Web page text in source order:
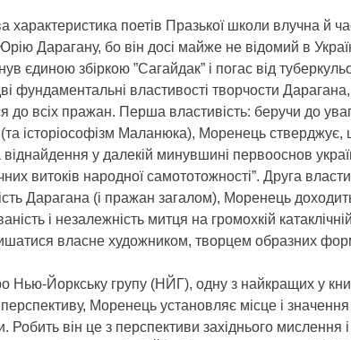
характеристика поетів Празької школи влучна й
Дарагану, бо він досі майже не відомий в
єдиною збіркою ”Сагайдак” і погас від
фундаментальні властивості творчости
до всіх пражан. Перша властивість: беручи до
історіософізм Маланюка), Моренець стверджує,
у далекій минувшині первооснов
витоків народної самототожності”. Друга
Дарагана (і пражан загалом), Моренець
і незалежність митця на громохкій
власне художником, творцем образних
Нью-Йоркську групу (НЙГ), одну з найкращих у
перспективу, Моренець установляє місце і
Робить він це з перспективи західнього мислення і